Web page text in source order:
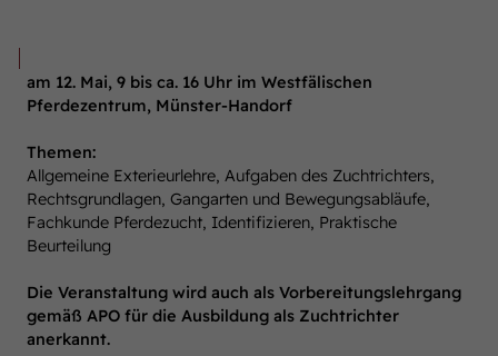
am 12. Mai, 9 bis ca. 16 Uhr im Westfälischen
Pferdezentrum, Münster-Handorf
Themen:
Allgemeine Exterieurlehre, Aufgaben des Zuchtrichters,
Rechtsgrundlagen, Gangarten und Bewegungsabläufe,
Fachkunde Pferdezucht, Identifizieren, Praktische
Beurteilung
Die Veranstaltung wird auch als Vorbereitungslehrgang
gemäß APO für die Ausbildung als Zuchtrichter
anerkannt.